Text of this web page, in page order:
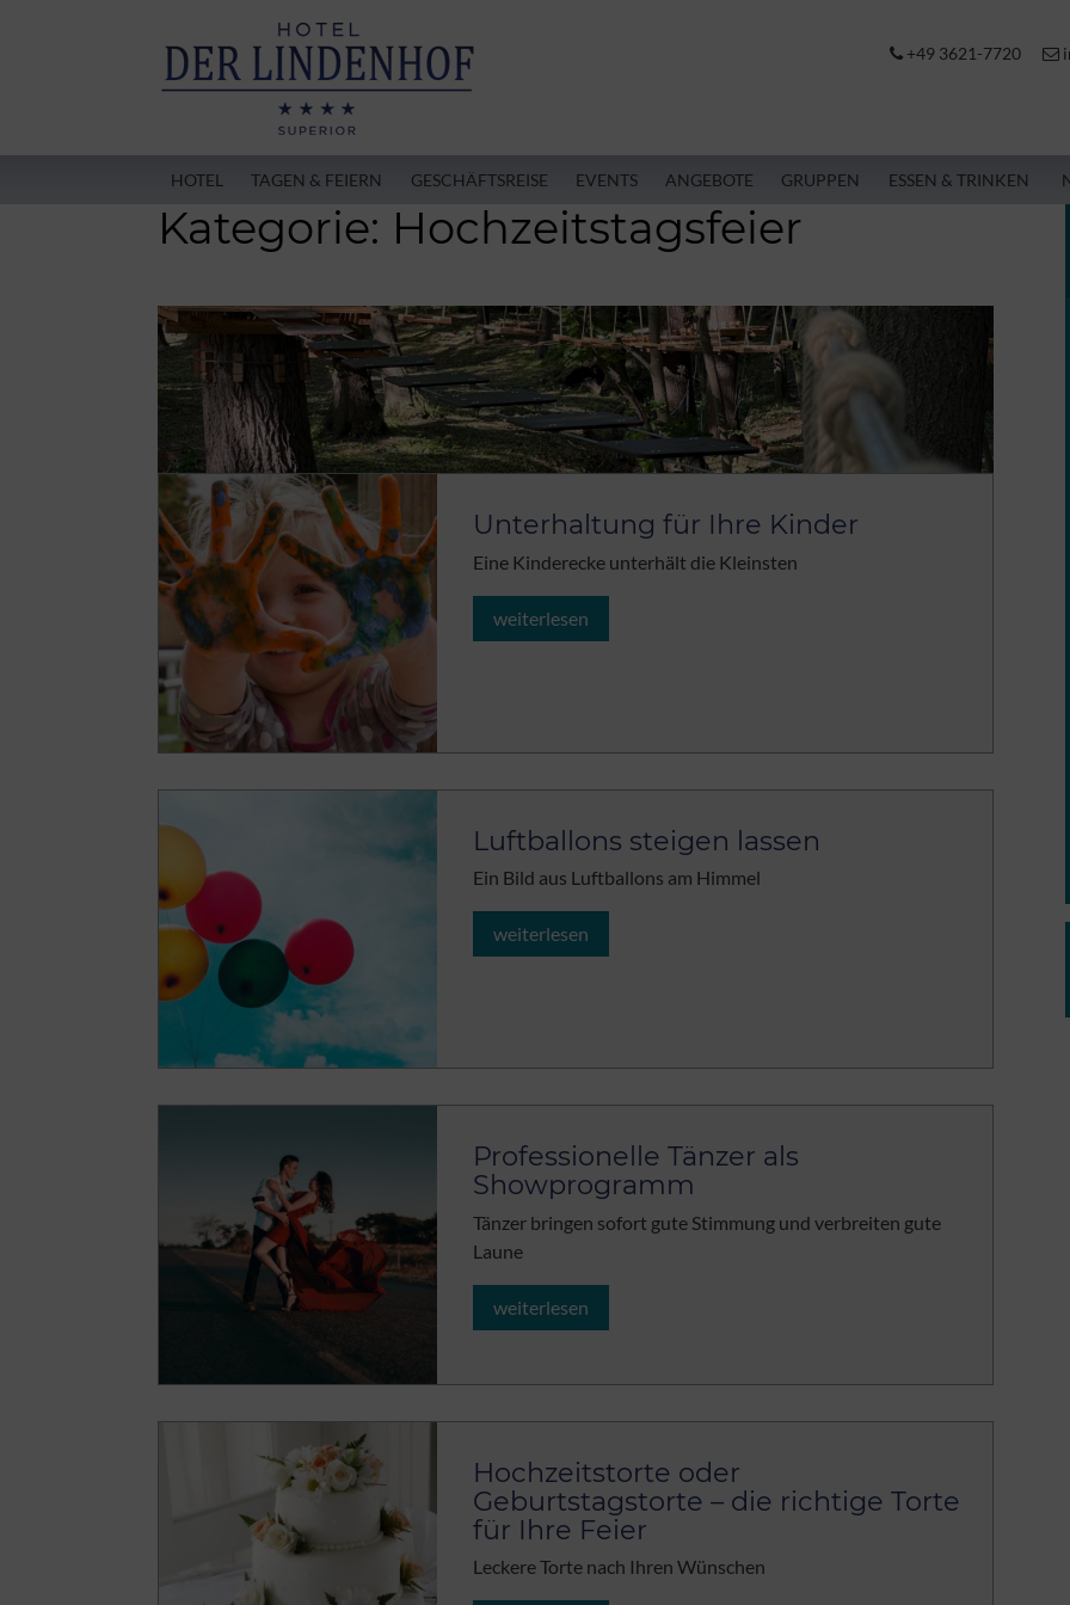
+49 3621-7720
HOTEL TAGEN & FEIERN GESCHÄFTSREISE EVENTS ANGEBOTE GRUPPEN ESSEN & TRINKEN
Kategorie: Hochzeitstagsfeier
Unterhaltung für Ihre Kinder
Eine Kinderecke unterhält die Kleinsten
weiterlesen
Luftballons steigen lassen
Ein Bild aus Luftballons am Himmel
weiterlesen
Professionelle Tänzer als
Showprogramm
Tänzer bringen sofort gute Stimmung und verbreiten gute
Laune
weiterlesen
Hochzeitstorte oder
Geburtstagstorte – die richtige Torte
für Ihre Feier
Leckere Torte nach Ihren Wünschen